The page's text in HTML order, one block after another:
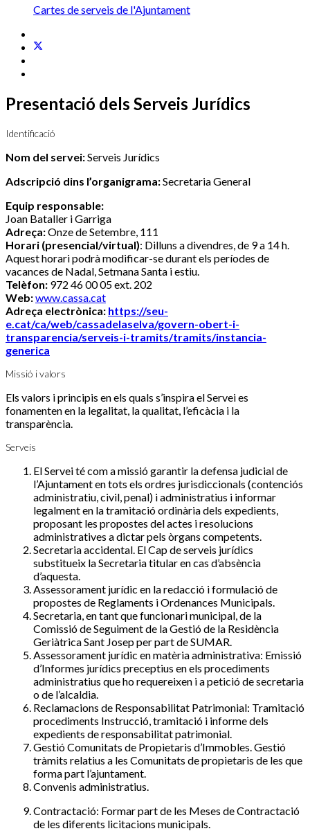
Cartes de serveis de l'Ajuntament
Presentació dels Serveis Jurídics
Identificació
Nom del servei:Serveis Jurídics
Adscripció dins l’organigrama:Secretaria General
Equip responsable:
Joan Bataller i Garriga
Adreça:Onze de Setembre, 111
Horari (presencial/virtual): Dilluns a divendres, de 9 a 14 h.
Aquest horari podrà modificar-se durant els períodes de
vacances de Nadal, Setmana Santa i estiu.
Telèfon: 972 46 00 05 ext. 202
Web:www.cassa.cat
Adreça electrònica: https://seu-
e.cat/ca/web/cassadelaselva/govern-obert-i-
transparencia/serveis-i-tramits/tramits/instancia-
generica
Missió i valors
Els valors i principis en els quals s’inspira el Servei es
fonamenten en la legalitat, la qualitat, l’eficàcia i la
transparència.
Serveis
El Servei té com a missió garantir la defensa judicial de
l’Ajuntament en tots els ordres jurisdiccionals (contenciós
administratiu, civil, penal) i administratius i informar
legalment en la tramitació ordinària dels expedients,
proposant les propostes del actes i resolucions
administratives a dictar pels òrgans competents.
Secretaria accidental. El Cap de serveis jurídics
substitueix la Secretaria titular en cas d’absència
d’aquesta.
Assessorament jurídic en la redacció i formulació de
propostes de Reglaments i Ordenances Municipals.
Secretaria, en tant que funcionari municipal, de la
Comissió de Seguiment de la Gestió de la Residència
Geriàtrica Sant Josep per part de SUMAR.
Assessorament jurídic en matèria administrativa: Emissió
d’Informes jurídics preceptius en els procediments
administratius que ho requereixen i a petició de secretaria
o de l’alcaldia.
Reclamacions de Responsabilitat Patrimonial: Tramitació
procediments Instrucció, tramitació i informe dels
expedients de responsabilitat patrimonial.
Gestió Comunitats de Propietaris d’Immobles. Gestió
tràmits relatius a les Comunitats de propietaris de les que
forma part l’ajuntament.
Convenis administratius.
Contractació: Formar part de les Meses de Contractació
de les diferents licitacions municipals.